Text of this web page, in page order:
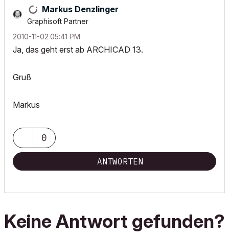
Markus Denzlinger
Graphisoft Partner
‎2010-11-02 05:41 PM
Ja, das geht erst ab ARCHICAD 13.
Gruß
Markus
0
ANTWORTEN
Keine Antwort gefunden?